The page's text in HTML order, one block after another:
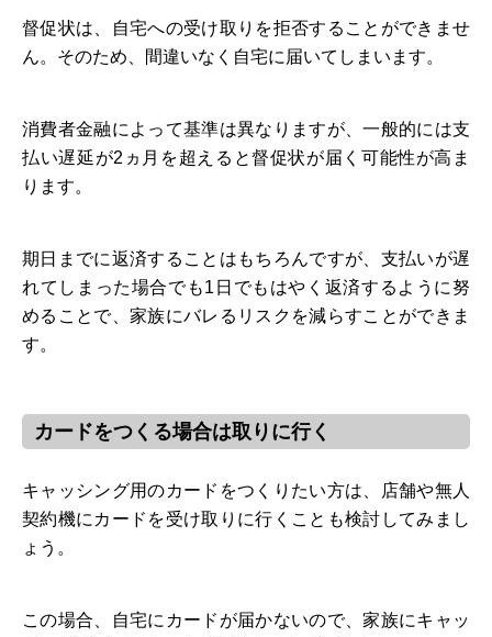
督促状は、自宅への受け取りを拒否することができませ
ん。そのため、間違いなく自宅に届いてしまいます。
消費者金融によって基準は異なりますが、一般的には支
払い遅延が2ヵ月を超えると督促状が届く可能性が高ま
ります。
期日までに返済することはもちろんですが、支払いが遅
れてしまった場合でも1日でもはやく返済するように努
めることで、家族にバレるリスクを減らすことができま
す。
カードをつくる場合は取りに行く
キャッシング用のカードをつくりたい方は、店舗や無人
契約機にカードを受け取りに行くことも検討してみまし
ょう。
この場合、自宅にカードが届かないので、家族にキャッ